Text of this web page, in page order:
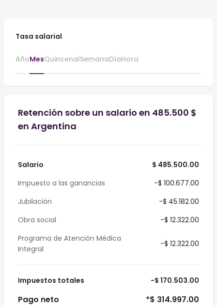
Tasa salarial
AñoMesQuincenalSemanaDíaHora
Retención sobre un salario en 485.500 $
en Argentina
Salario
$ 485.500.00
Impuesto a las ganancias
-$ 100.677.00
Jubilación
-$ 45.182.00
Obra social
-$ 12.322.00
Programa de Atención Médica
Integral
-$ 12.322.00
Impuestos totales -$ 170.503.00
Pago neto *$ 314.997.00